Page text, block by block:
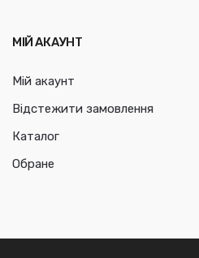
МІЙ АКАУНТ
Мій акаунт
Відстежити замовлення
Каталог
Обране